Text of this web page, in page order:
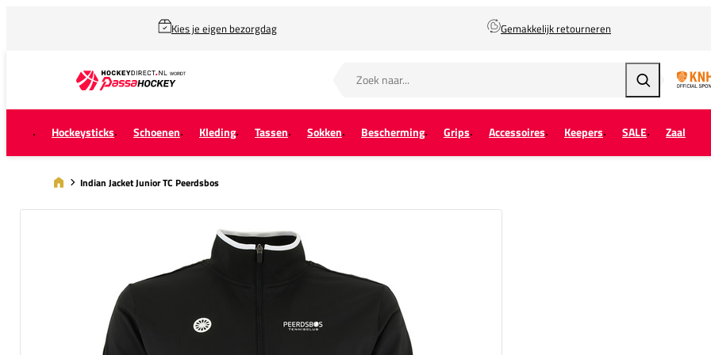
Kies je eigen bezorgdag Gemakkelijk retourneren
Zoeken
Hockeysticks Schoenen Kleding Tassen Sokken Bescherming Grips Accessoires Keepers SALE Zaal
Indian Jacket Junior TC Peerdsbos